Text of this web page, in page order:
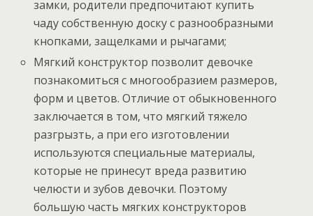
замки, родители предпочитают купить
чаду собственную доску с разнообразными
кнопками, защелками и рычагами;
Мягкий конструктор позволит девочке
познакомиться с многообразием размеров,
форм и цветов. Отличие от обыкновенного
заключается в том, что мягкий тяжело
разгрызть, а при его изготовлении
используются специальные материалы,
которые не принесут вреда развитию
челюсти и зубов девочки. Поэтому
большую часть мягких конструкторов